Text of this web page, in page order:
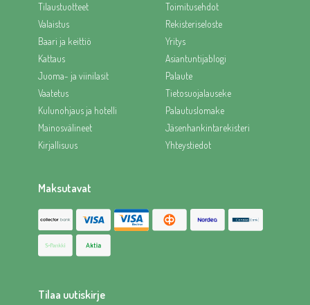
Tilaustuotteet
Valaistus
Baari ja keittiö
Kattaus
Juoma- ja viinilasit
Vaatetus
Kulunohjaus ja hotelli
Mainosvälineet
Kirjallisuus
Toimitusehdot
Rekisteriseloste
Yritys
Asiantuntijablogi
Palaute
Tietosuojalauseke
Palautuslomake
Jäsenhankintarekisteri
Yhteystiedot
Maksutavat
Tilaa uutiskirje